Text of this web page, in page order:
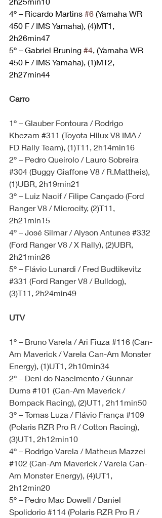
4º – Ricardo Martins #6 (Yamaha WR
450 F / IMS Yamaha), (4)MT1,
2h26min47
5º – Gabriel Bruning #4, (Yamaha WR
450 F / IMS Yamaha), (1)MT2,
2h27min44
Carro
1º – Glauber Fontoura / Rodrigo
Khezam #311 (Toyota Hilux V8 IMA /
FD Rally Team), (1)T11, 2h14min16
2º – Pedro Queirolo / Lauro Sobreira
#304 (Buggy Giaffone V8 / R.Mattheis),
(1)UBR, 2h19min21
3º – Luiz Nacif / Filipe Cançado (Ford
Ranger V8 / Microcity, (2)T11,
2h21min15
4º – José Silmar / Alyson Antunes #332
(Ford Ranger V8 / X Rally), (2)UBR,
2h21min26
5º – Flávio Lunardi / Fred Budtikevitz
#331 (Ford Ranger V8 / Bulldog),
(3)T11, 2h24min49
UTV
1º – Bruno Varela / Ari Fiuza #116 (Can-
Am Maverick / Varela Can-Am Monster
Energy), (1)UT1, 2h10min34
2º – Deni do Nascimento / Gunnar
Dums #101 (Can-Am Maverick /
Bompack Racing), (2)UT1, 2h11min50
3º – Tomas Luza / Flávio França #109
(Polaris RZR Pro R / Cotton Racing),
(3)UT1, 2h12min10
4º – Rodrigo Varela / Matheus Mazzei
#102 (Can-Am Maverick / Varela Can-
Am Monster Energy), (4)UT1,
2h12min20
5º – Pedro Mac Dowell / Daniel
Spolidorio #114 (Polaris RZR Pro R /